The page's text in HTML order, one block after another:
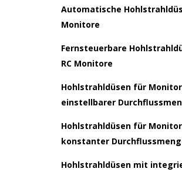
Automatische
Monitore
Fernsteuerbare
RC Monitore
Hohlstrahldüsen für
einstellbarer
Hohlstrahldüsen für
konstanter
Hohlstrahldüsen mit